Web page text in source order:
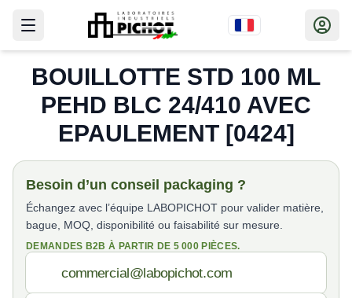
BOUILLOTTE STD 100 ML
PEHD BLC 24/410 AVEC
EPAULEMENT [0424]
Besoin d’un conseil packaging ?
Échangez avec l’équipe LABOPICHOT pour valider matière,
bague, MOQ, disponibilité ou faisabilité sur mesure.
DEMANDES B2B À PARTIR DE 5 000 PIÈCES.